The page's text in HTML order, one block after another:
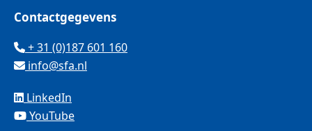
Contactgegevens
+ 31 (0)187 601 160
info@sfa.nl
LinkedIn
YouTube